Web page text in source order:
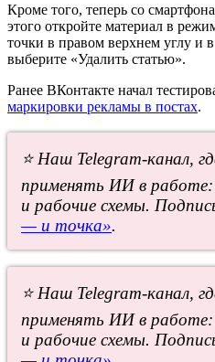
Кроме того, теперь со
этого откройте материал в
точки в правом верхнем углу и
выберите «Удалить статью».
Ранее ВКонтакте начал
маркировки рекламы в постах.
⭐ Наш Telegram-канал,
применять ИИ в
и рабочие схемы.
— и точка».
⭐ Наш Telegram-канал,
применять ИИ в
и рабочие схемы.